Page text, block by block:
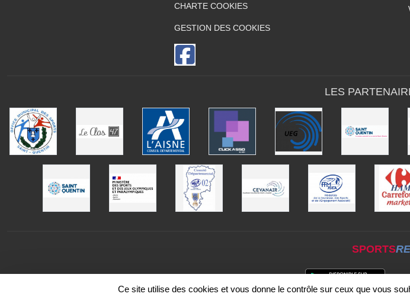
CHARTE COOKIES
GESTION DES COOKIES
LES
SPORTS
Ce site utilise des cookies et vous donne le contrôle sur ceux que vous